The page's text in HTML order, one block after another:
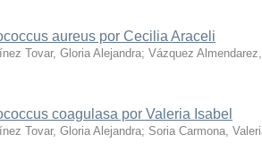
aureus por Cecilia Araceli
Tovar, Gloria Alejandra; Vázquez
coagulasa por Valeria Isabel
Tovar, Gloria Alejandra; Soria Carmona,